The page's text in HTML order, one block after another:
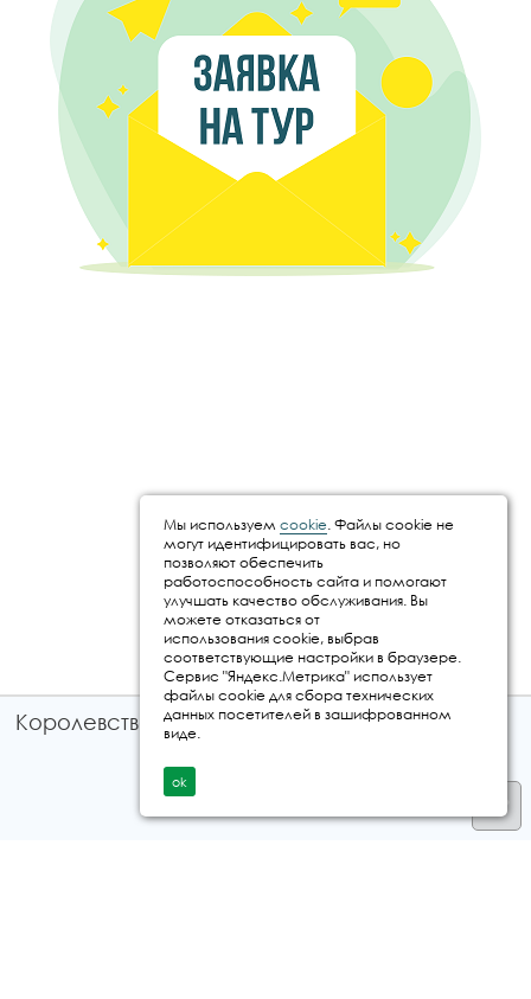
Королевство путешествий © 2026
Мы используем cookie. Файлы cookie не
могут идентифицировать вас, но
позволяют обеспечить
работоспособность сайта и помогают
улучшать качество обслуживания. Вы
можете отказаться от
использования cookie, выбрав
соответствующие настройки в браузере.
Сервис "Яндекс.Метрика" использует
файлы cookie для сбора технических
данных посетителей в зашифрованном
виде.
ok